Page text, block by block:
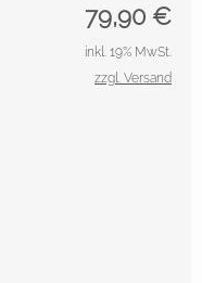
79,90 €
inkl. 19% MwSt.
zzgl. Versand